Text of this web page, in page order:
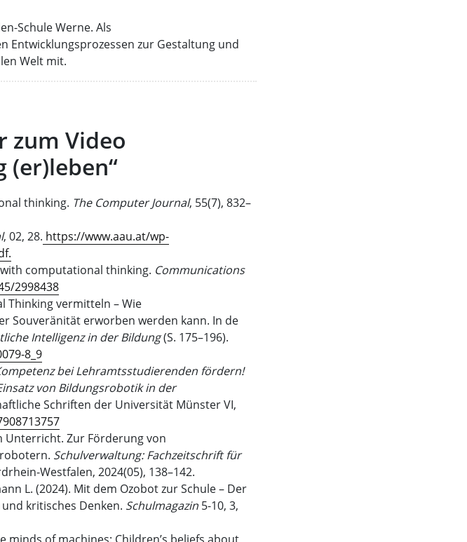
Schule Werne. Als
Entwicklungsprozessen zur Gestaltung und
Welt mit.
Video
(er)leben“
thinking. The Computer Journal, 55(7), 832–
, 02, 28. https://www.aau.at/wp-
with computational thinking. Communications
2998438
Thinking vermitteln – Wie
Souveränität erworben werden kann. In de
Intelligenz in der Bildung(S. 175–196).
8_9
bei Lehramtsstudierenden fördern!
von Bildungsrobotik in der
Schriften der Universität Münster VI,
Unterricht. Zur Förderung von
Schulverwaltung: Fachzeitschrift für
Westfalen, 2024(05), 138–142.
L. (2024). Mit dem Ozobot zur Schule – Der
kritisches Denken. Schulmagazin 5-10, 3,